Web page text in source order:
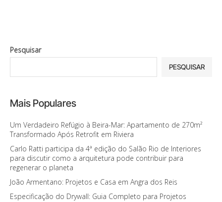
Pesquisar
PESQUISAR
Mais Populares
Um Verdadeiro Refúgio à Beira-Mar: Apartamento de 270m²
Transformado Após Retrofit em Riviera
Carlo Ratti participa da 4ª edição do Salão Rio de Interiores
para discutir como a arquitetura pode contribuir para
regenerar o planeta
João Armentano: Projetos e Casa em Angra dos Reis
Especificação do Drywall: Guia Completo para Projetos